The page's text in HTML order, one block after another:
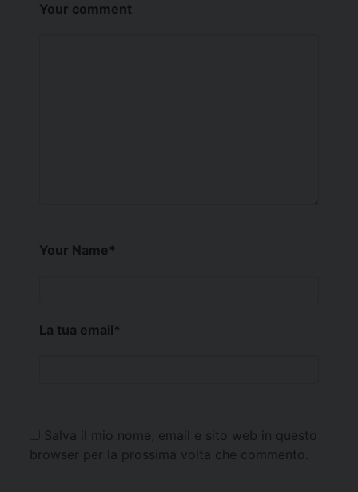
Your comment
Your Name*
La tua email*
Salva il mio nome, email e sito web in questo
browser per la prossima volta che commento.